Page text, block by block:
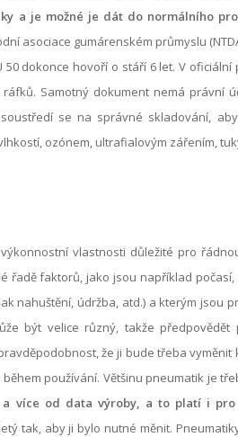
a je možné je dát do normálního
asociace gumárenském průmyslu
dokonce hovoří o stáří 6 let. V
ráfků. Samotný dokument nemá právní
se na správné skladování,
ozónem, ultrafialovým zářením,
vlastnosti důležité pro
řadě faktorů, jako jsou například
nahuštění, údržba, atd.) a kterým jsou
být velice různý, takže předpovědět
že ji bude třeba vyměnit
používání. Většinu pneumatik je
více od data výroby, a to platí i pro
tak, aby ji bylo nutné měnit.